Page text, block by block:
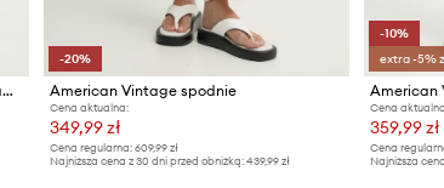
American Vintage spodnie dresowe bawełniane
-20%
American Vintage spodnie
Cena aktualna:
349,99 zł
Cena regularna: 609,99 zł
Najniższa cena z 30 dni przed obniżką: 439,99 zł
-10%
extra -5%
Cena
359,99 zł
Cena
Najniższa